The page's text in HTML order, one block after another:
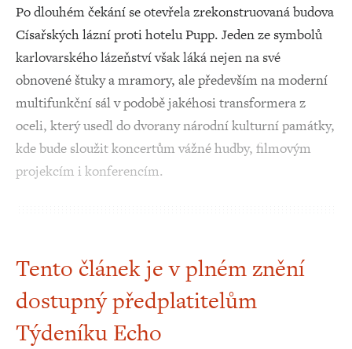
Po dlouhém čekání se otevřela zrekonstruovaná budova
Císařských lázní proti hotelu Pupp. Jeden ze symbolů
karlovarského lázeňství však láká nejen na své
obnovené štuky a mramory, ale především na moderní
multifunkční sál v podobě jakéhosi transformera z
oceli, který usedl do dvorany národní kulturní památky,
kde bude sloužit koncertům vážné hudby, filmovým
projekcím i konferencím.
Tento článek je v plném znění
dostupný předplatitelům
Týdeníku Echo